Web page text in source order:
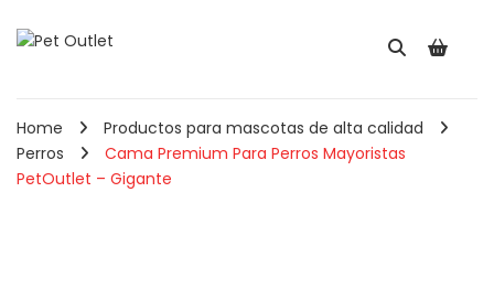
Home
Productos para mascotas de alta calidad
Perros
Cama Premium Para Perros Mayoristas
PetOutlet – Gigante
Pala Recogedora Para